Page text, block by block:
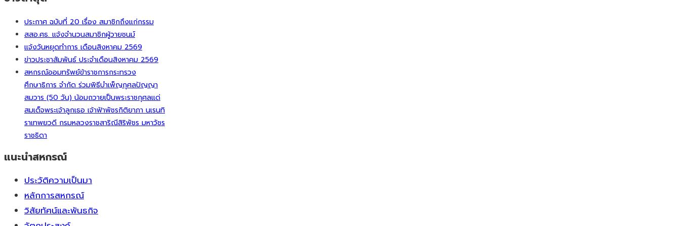
ประกาศ ฉบับที่ 20 เรื่อง สมาชิกถึงแก่กรรม
สสอ.ศธ. แจ้งจำนวนสมาชิกผู้วายชนม์
แจ้งวันหยุดทำการ เดือนสิงหาคม 2569
ข่าวประชาสัมพันธ์ ประจำเดือนสิงหาคม 2569
สหกรณ์ออมทรัพย์ข้าราชการกระทรวง
ศึกษาธิการ จำกัด ร่วมพิธีบำเพ็ญกุศลปัญญา
สมวาร (50 วัน) น้อมถวายเป็นพระราชกุศลแด่
สมเด็จพระเจ้าลูกเธอ เจ้าฟ้าพัชรกิติยาภา นเรนทิ
ราเทพยวดี กรมหลวงราชสาริณีสิริพัชร มหาวัชร
ราชธิดา
แนะนำสหกรณ์
ประวัติความเป็นมา
หลักการสหกรณ์
วิสัยทัศน์และพันธกิจ